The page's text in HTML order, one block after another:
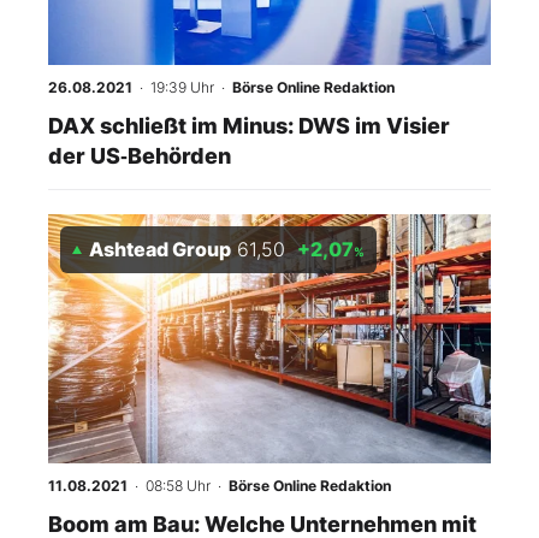
26.08.2021 · 19:39 Uhr · Börse Online Redaktion
DAX schließt im Minus: DWS im Visier
der US‑Behörden
Ashtead Group 61,50 +2,07%
11.08.2021 · 08:58 Uhr · Börse Online Redaktion
Boom am Bau: Welche Unternehmen mit